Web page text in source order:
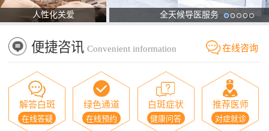
人性化关爱 全天候导医服务
便捷咨讯 Convenient information 在线咨询
解答白斑
在线答疑
绿色通道
在线预约
白斑症状
健康问答
推荐医师
对症就诊